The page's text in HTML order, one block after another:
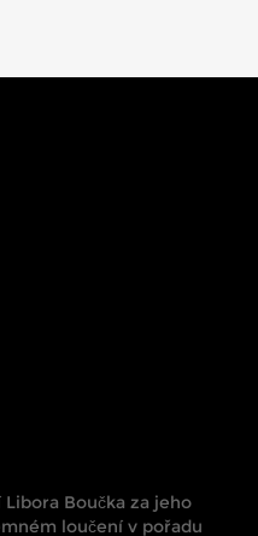
Boučka za jeho
loučení v pořadu